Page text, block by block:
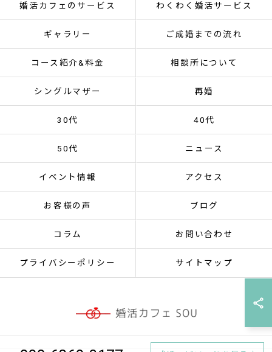
婚活カフェのサービス わくわく婚活サービス
ギャラリー ご成婚までの流れ
コース紹介&料金 相談所について
シングルマザー 再婚
30代 40代
50代 ニュース
イベント情報 アクセス
お客様の声 ブログ
コラム お問い合わせ
プライバシーポリシー サイトマップ